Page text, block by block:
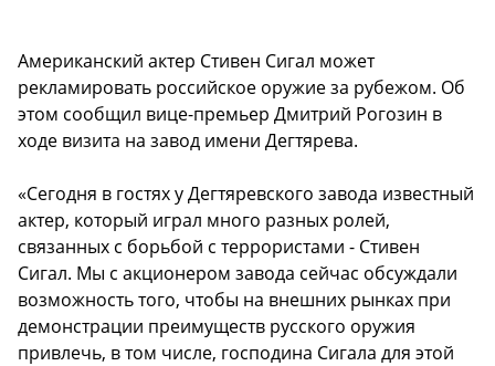
Американский актер Стивен Сигал может
рекламировать российское оружие за рубежом. Об
этом сообщил вице-премьер Дмитрий Рогозин в
ходе визита на завод имени Дегтярева.
«Сегодня в гостях у Дегтяревского завода известный
актер, который играл много разных ролей,
связанных с борьбой с террористами - Стивен
Сигал. Мы с акционером завода сейчас обсуждали
возможность того, чтобы на внешних рынках при
демонстрации преимуществ русского оружия
привлечь, в том числе, господина Сигала для этой